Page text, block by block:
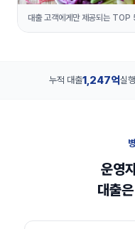
대출 고객에게만 제공되는 TOP
누적 대출1,247억 실행
운영
대출